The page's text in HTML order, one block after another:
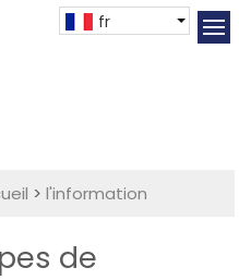
fr
>l'information
de